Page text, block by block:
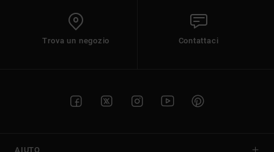
Trova un negozio Contattaci
AIUTO